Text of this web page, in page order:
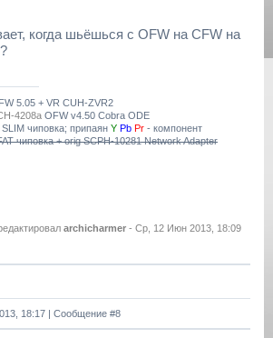
когда шьёшься с OFW на CFW на
5.05 + VR CUH-ZVR2
4208a OFW v4.50 Cobra ODE
чиповка; припаян Y Pb Pr - компонент
чиповка + orig SCPH-10281 Network Adapter
archicharmer - Ср, 12 Июн 2013, 18:09
18:17 | Сообщение #8